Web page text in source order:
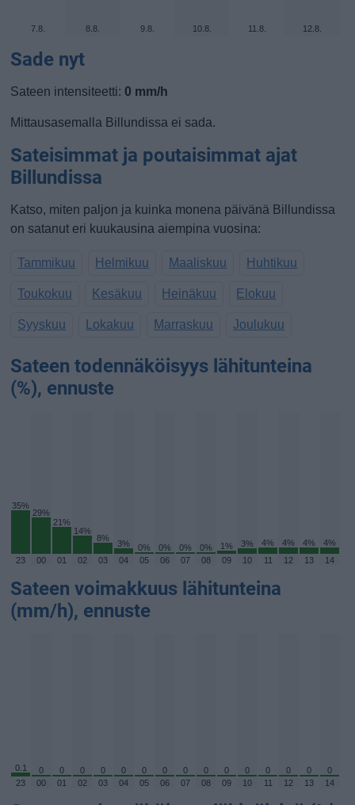
7.8. 8.8. 9.8. 10.8. 11.8. 12.8.
Sade nyt
Sateen intensiteetti: 0 mm/h
Mittausasemalla Billundissa ei sada.
Sateisimmat ja poutaisimmat ajat
Billundissa
Katso, miten paljon ja kuinka monena päivänä Billundissa
on satanut eri kuukausina aiempina vuosina:
Tammikuu Helmikuu Maaliskuu Huhtikuu
Toukokuu Kesäkuu Heinäkuu Elokuu
Syyskuu Lokakuu Marraskuu Joulukuu
Sateen todennäköisyys lähitunteina
(%), ennuste
35%
29%
21%
14%
8%
3% 0% 0% 0% 0% 1% 3% 4% 4% 4%
4%
23
00 01 02 03 04 05 06 07 08 09 10 11 12 13 14
Sateen voimakkuus lähitunteina
(mm/h), ennuste
0.1 0 0 0 0 0 0 0 0 0 0 0 0 0 0
0
23
00 01 02 03 04 05 06 07 08 09 10 11 12 13 14